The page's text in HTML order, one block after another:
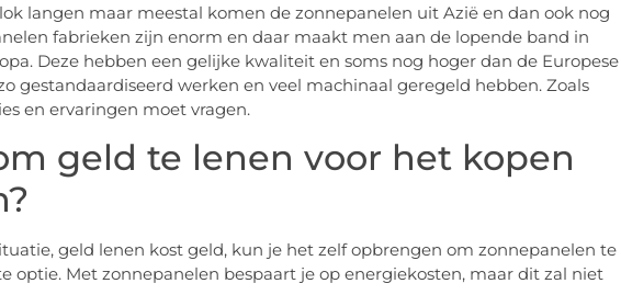
langen maar meestal komen de zonnepanelen uit Azië en dan ook nog
fabrieken zijn enorm en daar maakt men aan de lopende band in
Deze hebben een gelijke kwaliteit en soms nog hoger dan de Europese
gestandaardiseerd werken en veel machinaal geregeld hebben. Zoals
en ervaringen moet vragen.
geld te lenen voor het kopen
geld lenen kost geld, kun je het zelf opbrengen om zonnepanelen te
optie. Met zonnepanelen bespaart je op energiekosten, maar dit zal niet